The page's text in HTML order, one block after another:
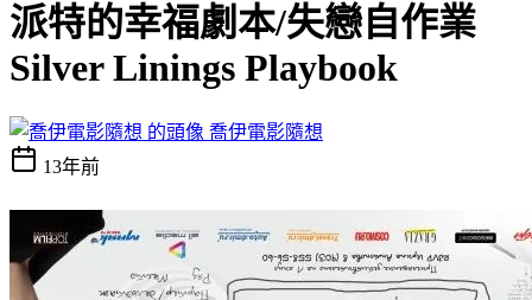
派特的幸福劇本/失戀自作業
Silver Linings Playbook
喬伊電影隨想
13年前